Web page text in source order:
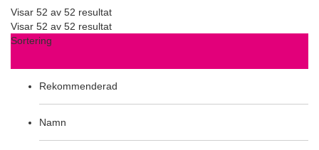
Visar 52 av 52 resultat
Visar 52 av 52 resultat
Sortering
Rekommenderad
Namn